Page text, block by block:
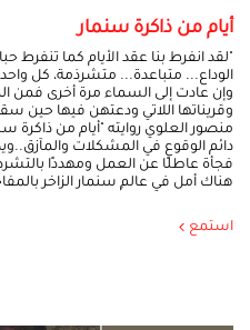
أيام من ذاكرة سنمار
"لقد انفرط بنا عقد الأيام كما
الوداع... متباعدة... متشرذمة، كل
وإن عادت إلى السماء مرة أخرى فمن
وقريناتها اللاتي ودعتهن فيها حين
منصور العلوي روايته "أيام من
دائم الوقوع في المشكلات
فجأة عاطلًا عن العمل ومهددًا
هناك أمل في عالمِ سنمار الزاخر
استمع